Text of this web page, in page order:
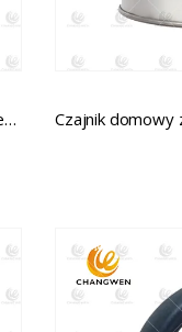
Czajnik domowy z gwizdkiem do wody ze stali nierdzewnej CW-T007-1